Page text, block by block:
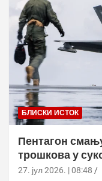
БЛИСКИ ИСТОК
Пентагон
трошкова у
27. јул 2026. | 08:48